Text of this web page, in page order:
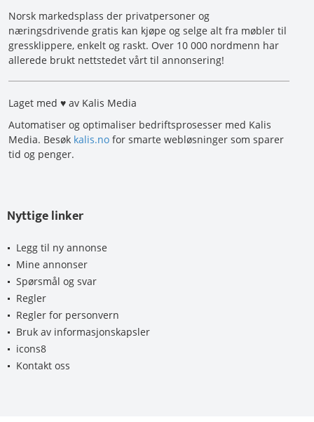
Norsk markedsplass der privatpersoner og
næringsdrivende gratis kan kjøpe og selge alt fra møbler til
gressklippere, enkelt og raskt. Over 10 000 nordmenn har
allerede brukt nettstedet vårt til annonsering!
Laget med ♥ av Kalis Media
Automatiser og optimaliser bedriftsprosesser med Kalis
Media. Besøk kalis.no for smarte webløsninger som sparer
tid og penger.
Nyttige linker
Legg til ny annonse
Mine annonser
Spørsmål og svar
Regler
Regler for personvern
Bruk av informasjonskapsler
icons8
Kontakt oss